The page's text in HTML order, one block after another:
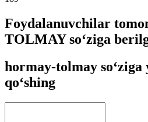
Foydalanuvchilar
TOLMAY so‘ziga
hormay-tolmay so‘ziga
qo‘shing